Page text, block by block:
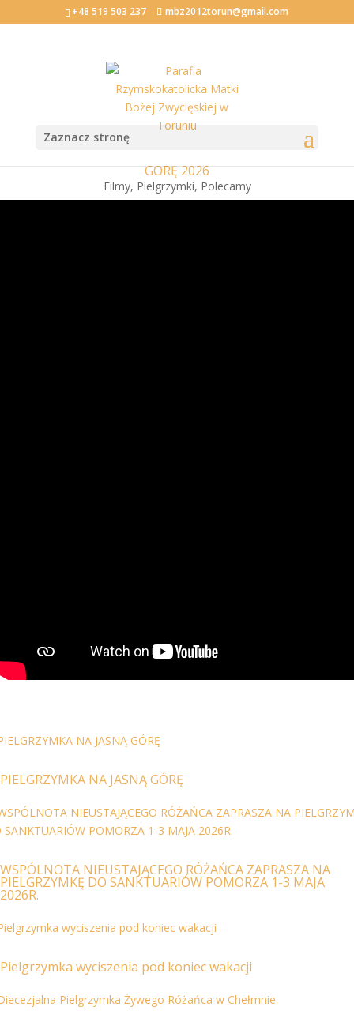
+48 519 503 237 mbz2012torun@gmail.com
Zaznacz stronę
Pielgrzymki
GÓRĘ 2026
Filmy, Pielgrzymki, Polecamy
PIELGRZYMKA NA JASNĄ GÓRĘ
WSPÓLNOTA NIEUSTAJĄCEGO RÓŻAŃCA ZAPRASZA NA
PIELGRZYMKĘ DO SANKTUARIÓW POMORZA 1-3 MAJA
2026R.
Pielgrzymka wyciszenia pod koniec wakacji